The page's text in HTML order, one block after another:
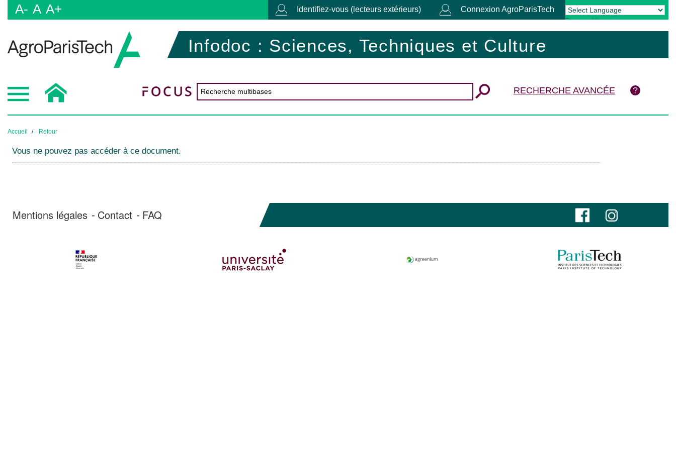
A- A A+ Identifiez-vous (lecteurs extérieurs) Connexion AgroParisTech
Powered by Translate
Infodoc : Sciences, Techniques et Culture
RECHERCHE AVANCÉE
Accueil Retour
Vous ne pouvez pas accéder à ce document.
Mentions légales Contact FAQ